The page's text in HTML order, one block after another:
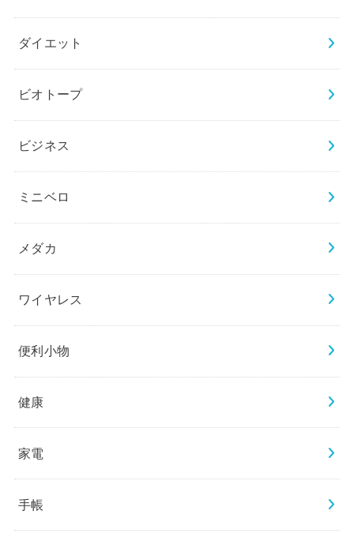
ダイエット
ビオトープ
ビジネス
ミニベロ
メダカ
ワイヤレス
便利小物
健康
家電
手帳